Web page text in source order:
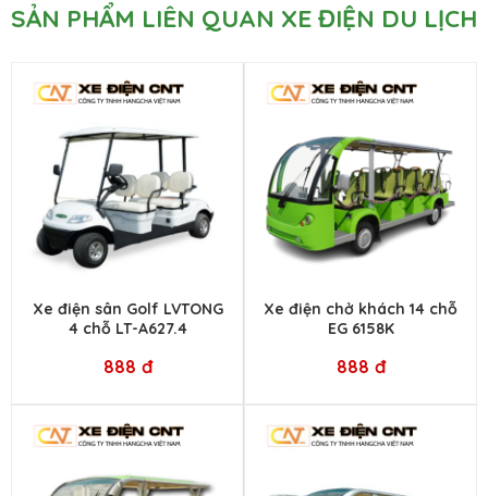
SẢN PHẨM LIÊN QUAN XE ĐIỆN DU LỊCH
Xe điện sân Golf LVTONG
4 chỗ LT-A627.4
888 đ
Xe điện chở khách 14 chỗ
EG 6158K
888 đ